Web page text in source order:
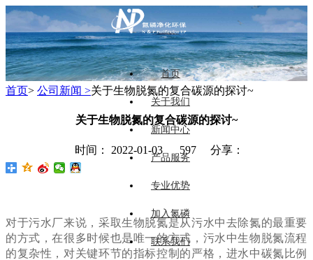
首页
关于我们
新闻中心
产品服务
专业优势
加入氮磷
联系我们
首页> 公司新闻 >关于生物脱氮的复合碳源的探讨~
关于生物脱氮的复合碳源的探讨~
时间： 2022-01-03 597 分享：
对于污水厂来说，采取生物脱氮是从污水中去除氮的最重要
的方式，在很多时候也是唯一的方式，污水中生物脱氮流程
的复杂性，对关键环节的指标控制的严格，进水中碳氮比例